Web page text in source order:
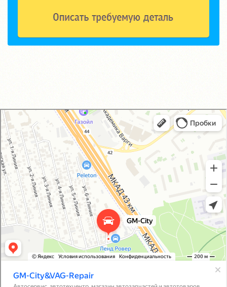
GM-City&VAG-Repair
Автосервис, автотехцентр в Москве
Магазин автозапчастей и автотоваров в Москве